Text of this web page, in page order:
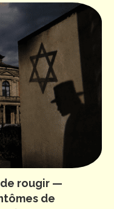
de rougir —
de